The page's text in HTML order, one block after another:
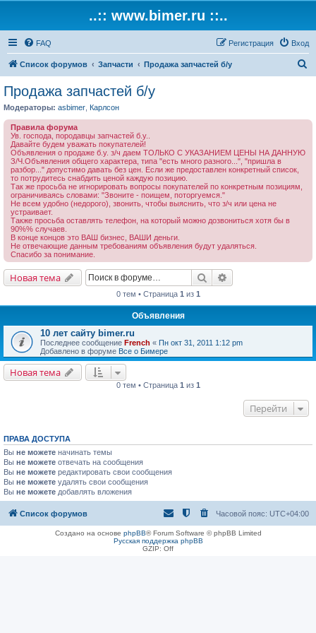
..:: www.bimer.ru ::..
FAQ Вход
Регистрация
Список форумов Запчасти Продажа запчастей б/у
Продажа запчастей б/у
Модераторы: asbimer Карлсон
Правила форума
Ув. господа, породавцы запчастей б.у..
Давайте будем уважать покупателей!
Объявления о продаже б.у. з/ч даем ТОЛЬКО С УКАЗАНИЕМ ЦЕНЫ НА ДАННУЮ
З/Ч.Объявления общего характера, типа "есть много разного...", "пришла в
разбор..." допустимо давать без цен. Если же предоставлен конкретный список,
то потрудитесь снабдить ценой каждую позицию.
Так же просьба не игнорировать вопросы покупателей по конкретным позициям,
ограничиваясь словами: "Звоните - поищем, поторгуемся."
Не всем удобно (недорого), звонить, чтобы выяснить, что з/ч или цена не
устраивает.
Также просьба оставлять телефон, на который можно дозвониться хотя бы в
90%% случаев.
В конце концов это ВАШ бизнес, ВАШИ деньги.
Не отвечающие данным требованиям объявления будут удаляться.
Спасибо за понимание.
Новая тема Поиск
0 тем • Страница 1 из 1
Объявления
10 лет сайту bimer.ru
Последнее сообщение French « Пн окт 31, 2011 1:12 pm
Добавлено в форуме Все о Бимере
Новая тема
0 тем • Страница 1 из 1
Перейти
ПРАВА ДОСТУПА
Вы не можете начинать темы
Вы не можете отвечать на сообщения
Вы не можете редактировать свои сообщения
Вы не можете удалять свои сообщения
Вы не можете добавлять вложения
Список форумов Часовой пояс: UTC+04:00
Создано на основе phpBB® Forum Software © phpBB Limited
Русская поддержка phpBB
GZIP: Off